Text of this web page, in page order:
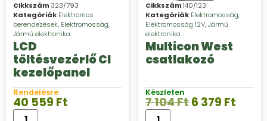
Cikkszám 323/793
Kategóriák Elektromos
berendezések, Elektromosság,
Jármű elektronika
LCD
töltésvezérlő CI
kezelőpanel
Rendelésre
40 559 Ft
Cikkszám140/123
Kategóriák Elektromosság,
Elektromosság 12V,Jármű
elektronika
Multicon West
csatlakozó
Készleten
7 104Ft6 379 Ft